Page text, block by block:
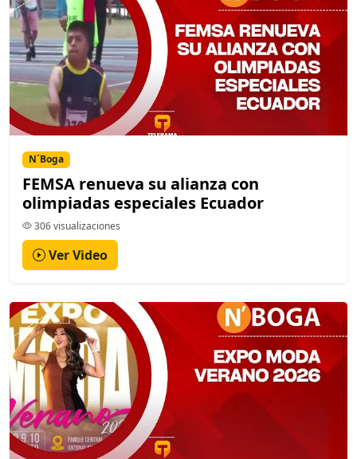
N´Boga
FEMSA renueva su alianza con
olimpiadas especiales Ecuador
306 visualizaciones
Ver Video